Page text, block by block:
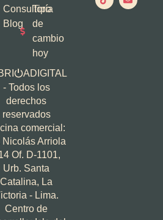
Consultoría
Blog
Tipo
de
cambio
hoy
⏻ADIGITAL
- Todos los
derechos
reservados
comercial:
Nicolás Arriola
Of. D-1101,
Urb. Santa
Catalina, La
- Lima.
Centro de